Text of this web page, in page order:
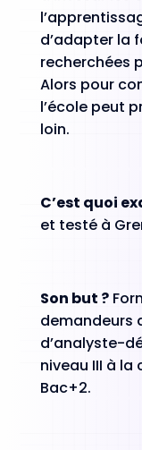
d’adapter la
recherchées
Alors pour
l’école peut
loin.
C’est quoi
et testé à
Son but ?
demandeurs
d’analyste-
niveau III à la
Bac+2.